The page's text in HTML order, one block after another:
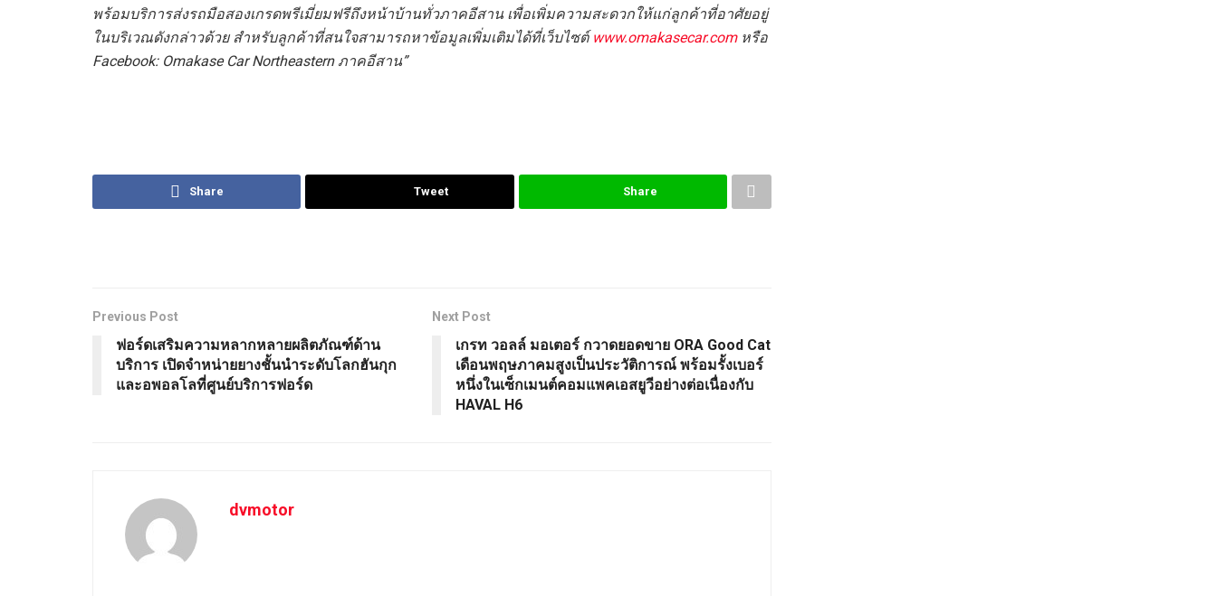
พร้อมบริการส่งรถมือสองเกรดพรีเมี่ยมฟรีถึงหน้าบ้านทั่วภาคอีสาน เพื่อเพิ่มความสะดวกให้แก่ลูกค้าที่อาศัยอยู่
ในบริเวณดังกล่าวด้วย สำหรับลูกค้าที่สนใจสามารถหาข้อมูลเพิ่มเติมได้ที่เว็บไซต์ www.omakasecar.com หรือ
Facebook: Omakase Car Northeastern ภาคอีสาน”
Share Tweet Share
Previous Post
ฟอร์ดเสริมความหลากหลายผลิตภัณฑ์ด้าน
บริการ เปิดจำหน่ายยางชั้นนำระดับโลกฮันกุก
และอพอลโลที่ศูนย์บริการฟอร์ด
Next Post
เกรท วอลล์ มอเตอร์ กวาดยอดขาย ORA Good Cat
เดือนพฤษภาคมสูงเป็นประวัติการณ์ พร้อมรั้งเบอร์
หนึ่งในเซ็กเมนต์คอมแพคเอสยูวีอย่างต่อเนื่องกับ
HAVAL H6
dvmotor